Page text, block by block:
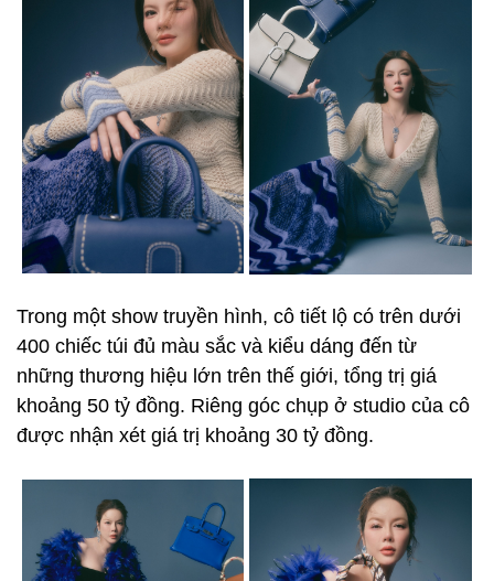
Trong một show truyền hình, cô tiết lộ có trên dưới
400 chiếc túi đủ màu sắc và kiểu dáng đến từ
những thương hiệu lớn trên thế giới, tổng trị giá
khoảng 50 tỷ đồng. Riêng góc chụp ở studio của cô
được nhận xét giá trị khoảng 30 tỷ đồng.